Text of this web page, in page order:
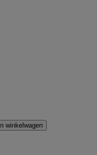
In winkelwagen